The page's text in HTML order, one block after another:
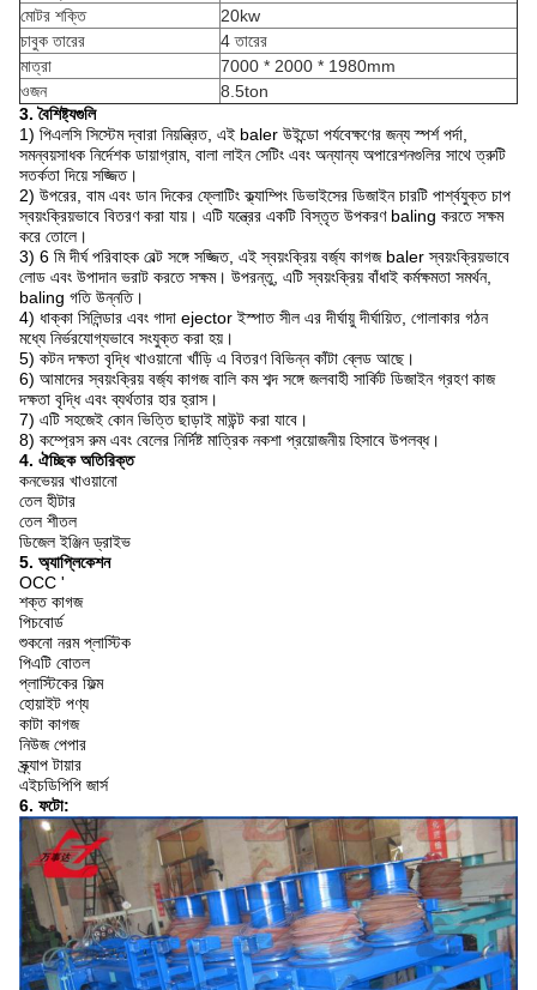
মোটর শক্তি
20kw
চাবুক তারের
4 তারের
মাত্রা
7000 * 2000 * 1980mm
ওজন
8.5ton
3. বৈশিষ্ট্যগুলি
1) পিএলসি সিস্টেম দ্বারা নিয়ন্ত্রিত, এই baler উইন্ডো পর্যবেক্ষণের জন্য স্পর্শ পর্দা,
সমন্বয়সাধক নির্দেশক ডায়াগ্রাম, বালা লাইন সেটিং এবং অন্যান্য অপারেশনগুলির সাথে ত্রুটি
সতর্কতা দিয়ে সজ্জিত।
2) উপরের, বাম এবং ডান দিকের ফ্লোটিং ক্ল্যাম্পিং ডিভাইসের ডিজাইন চারটি পার্শ্বযুক্ত চাপ
স্বয়ংক্রিয়ভাবে বিতরণ করা যায়। এটি যন্ত্রের একটি বিস্তৃত উপকরণ baling করতে সক্ষম
করে তোলে।
3) 6 মি দীর্ঘ পরিবাহক বেল্ট সঙ্গে সজ্জিত, এই স্বয়ংক্রিয় বর্জ্য কাগজ baler স্বয়ংক্রিয়ভাবে
লোড এবং উপাদান ভরাট করতে সক্ষম। উপরন্তু, এটি স্বয়ংক্রিয় বাঁধাই কর্মক্ষমতা সমর্থন,
baling গতি উন্নতি।
4) ধাক্কা সিলিন্ডার এবং গাদা ejector ইস্পাত সীল এর দীর্ঘায়ু দীর্ঘায়িত, গোলাকার গঠন
মধ্যে নির্ভরযোগ্যভাবে সংযুক্ত করা হয়।
5) কটন দক্ষতা বৃদ্ধি খাওয়ানো খাঁড়ি এ বিতরণ বিভিন্ন কাঁটা ব্লেড আছে।
6) আমাদের স্বয়ংক্রিয় বর্জ্য কাগজ বালি কম শব্দ সঙ্গে জলবাহী সার্কিট ডিজাইন গ্রহণ কাজ
দক্ষতা বৃদ্ধি এবং ব্যর্থতার হার হ্রাস।
7) এটি সহজেই কোন ভিত্তি ছাড়াই মাউন্ট করা যাবে।
8) কম্প্রেস রুম এবং বেলের নির্দিষ্ট মাত্রিক নকশা প্রয়োজনীয় হিসাবে উপলব্ধ।
4. ঐচ্ছিক অতিরিক্ত
কনভেয়র খাওয়ানো
তেল হীটার
তেল শীতল
ডিজেল ইঞ্জিন ড্রাইভ
5. অ্যাপ্লিকেশন
OCC '
শক্ত কাগজ
পিচবোর্ড
শুকনো নরম প্লাস্টিক
পিএটি বোতল
প্লাস্টিকের ফিল্ম
হোয়াইট পণ্য
কাটা কাগজ
নিউজ পেপার
স্ক্র্যাপ টায়ার
এইচডিপিপি জার্স
6. ফটো: